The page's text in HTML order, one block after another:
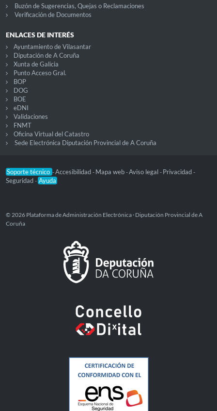
Buzón de Sugerencias, Quejas o Reclamaciones
Verificación de Documentos
ENLACES DE INTERÉS
Ayuntamiento de Vilasantar
Diputación de A Coruña
Xunta de Galicia
Punto Acceso Gral.
BOP
DOG
BOE
eDNI
Validaciones
FNMT
Oficina Virtual del Catastro
Sede Electrónica Diputación Provincial de A Coruña
Soporte técnico -Accesibilidad - Mapa web -Aviso legal - Privacidad -
Seguridad - Ayuda
© 2026 Plataforma de Administración Electrónica · Diputación Provincial de A
Coruña